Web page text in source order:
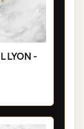
LYON -